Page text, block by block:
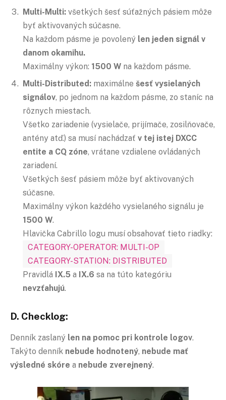
Multi-Multi: všetkých šesť súťažných pásiem môže
byť aktivovaných súčasne.
Na každom pásme je povolený len jeden signál v
danom okamihu.
Maximálny výkon: 1500 W na každom pásme.
Multi-Distributed: maximálne šesť vysielaných
signálov, po jednom na každom pásme, zo staníc na
rôznych miestach.
Všetko zariadenie (vysielače, prijímače, zosilňovače,
antény atď.) sa musí nachádzať v tej istej DXCC
entite a CQ zóne, vrátane vzdialene ovládaných
zariadení.
Všetkých šesť pásiem môže byť aktivovaných
súčasne.
Maximálny výkon každého vysielaného signálu je
1500 W.
Hlavička Cabrillo logu musí obsahovať tieto riadky:
CATEGORY-OPERATOR: MULTI-OP
CATEGORY-STATION: DISTRIBUTED
Pravidlá IX.5 a IX.6 sa na túto kategóriu
nevzťahujú.
D. Checklog:
Denník zaslaný len na pomoc pri kontrole logov.
Takýto denník nebude hodnotený, nebude mať
výsledné skóre a nebude zverejnený.